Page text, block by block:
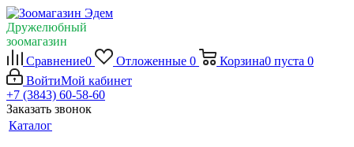
Дружелюбный
зоомагазин
Сравнение0 Отложенные 0 Корзина0 пуста 0
ВойтиМой кабинет
+7 (3843) 60-58-60
Заказать звонок
Каталог